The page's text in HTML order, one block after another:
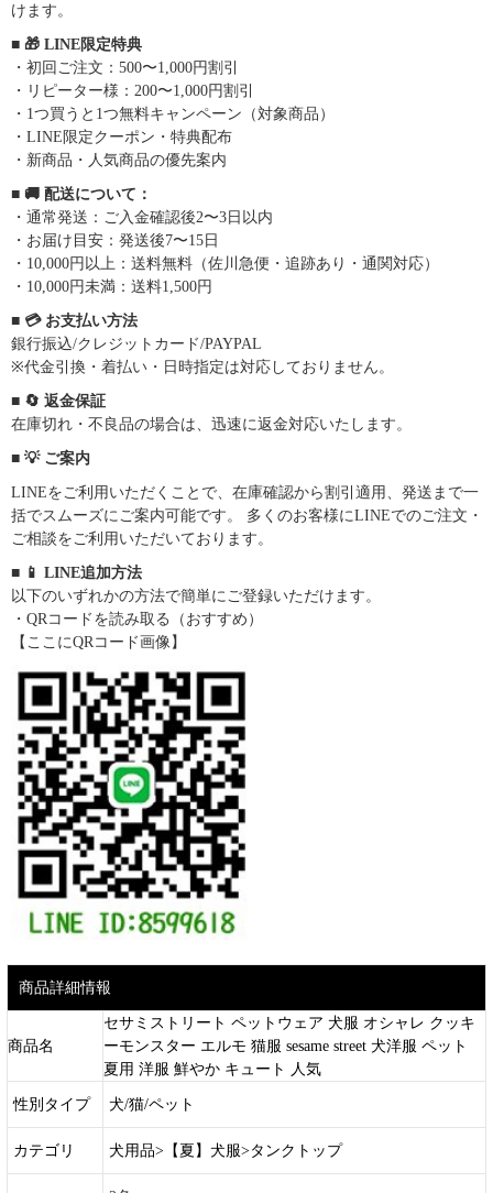
けます。
■ 🎁 LINE限定特典
・初回ご注文：500〜1,000円割引
・リピーター様：200〜1,000円割引
・1つ買うと1つ無料キャンペーン（対象商品）
・LINE限定クーポン・特典配布
・新商品・人気商品の優先案内
■ 🚚 配送について：
・通常発送：ご入金確認後2〜3日以内
・お届け目安：発送後7〜15日
・10,000円以上：送料無料（佐川急便・追跡あり・通関対応）
・10,000円未満：送料1,500円
■ 💳 お支払い方法
銀行振込/クレジットカード/PAYPAL
※代金引換・着払い・日時指定は対応しておりません。
■ 🔄 返金保証
在庫切れ・不良品の場合は、迅速に返金対応いたします。
■ 💡 ご案内
LINEをご利用いただくことで、在庫確認から割引適用、発送まで一
括でスムーズにご案内可能です。 多くのお客様にLINEでのご注文・
ご相談をご利用いただいております。
■ 📱 LINE追加方法
以下のいずれかの方法で簡単にご登録いただけます。
・QRコードを読み取る（おすすめ）
【ここにQRコード画像】
商品詳細情報
商品名
セサミストリート ペットウェア 犬服 オシャレ クッキ
ーモンスター エルモ 猫服 sesame street 犬洋服 ペット
夏用 洋服 鮮やか キュート 人気
性別タイプ 犬/猫/ペット
カテゴリ 犬用品>【夏】犬服>タンクトップ